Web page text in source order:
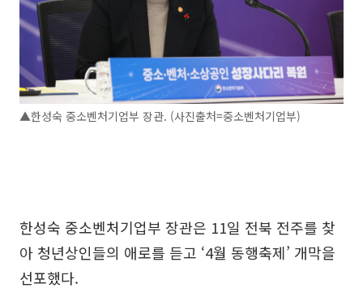
▲한성숙 중소벤처기업부 장관. (사진출처=중소벤처기업부)
한성숙 중소벤처기업부 장관은 11일 전북 전주를 찾
아 청년상인들의 애로를 듣고 ‘4월 동행축제’ 개막을
선포했다.